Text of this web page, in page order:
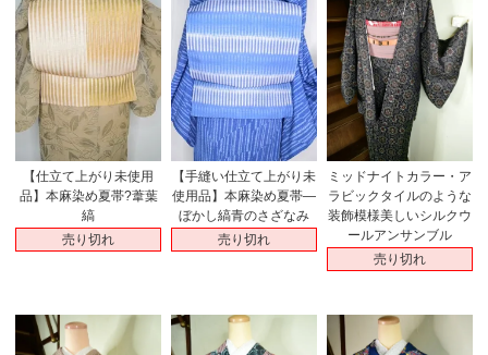
【仕立て上がり未使用
品】本麻染め夏帯?葦葉
縞
売り切れ
【手縫い仕立て上がり未
使用品】本麻染め夏帯―
ぼかし縞青のさざなみ
売り切れ
ミッドナイトカラー・ア
ラビックタイルのような
装飾模様美しいシルクウ
ールアンサンブル
売り切れ